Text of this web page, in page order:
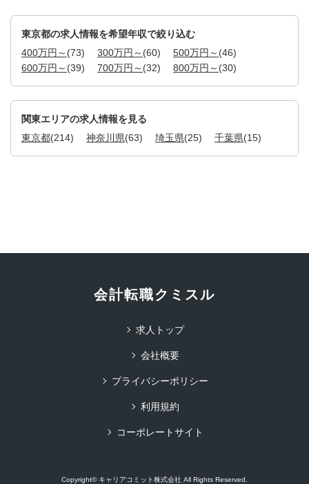
東京都の求人情報を希望年収で絞り込む
400万円～ (73) 300万円～ (60) 500万円～ (46)
600万円～ (39) 700万円～ (32) 800万円～ (30)
関東エリアの求人情報を見る
東京都(214) 神奈川県(63) 埼玉県(25) 千葉県(15)
会計転職クミスル
求人トップ
会社概要
プライバシーポリシー
利用規約
コーポレートサイト
Copyright© キャリアコミット株式会社 All Rights Reserved.